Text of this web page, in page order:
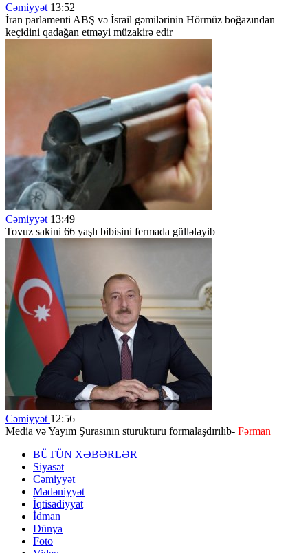
Cəmiyyət 13:52
İran parlamenti ABŞ və İsrail gəmilərinin Hörmüz boğazından
keçidini qadağan etməyi müzakirə edir
Cəmiyyət 13:49
Tovuz sakini 66 yaşlı bibisini fermada güllələyib
Cəmiyyət 12:56
Media və Yayım Şurasının sturukturu formalaşdırılıb- Fərman
BÜTÜN XƏBƏRLƏR
Siyasət
Cəmiyyət
Mədəniyyət
İqtisadiyyat
İdman
Dünya
Foto